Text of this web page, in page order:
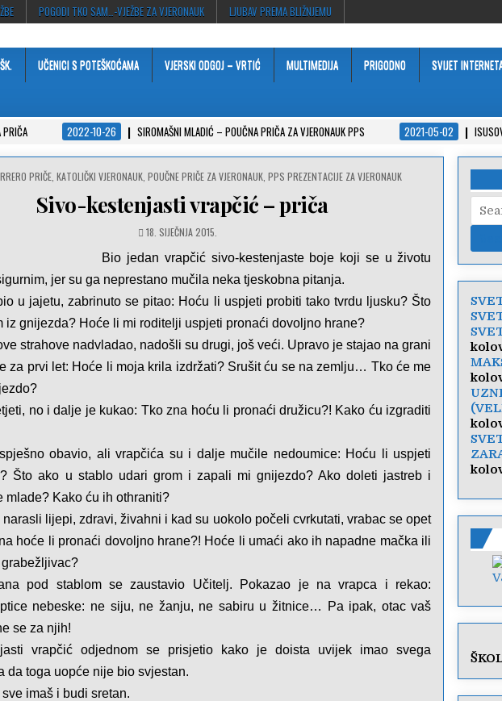
POGODI TKO SAM…-VJEŽBE ZA VJERONAUK LJUBAV PREMA BLIŽNJEMU
UČENICI S POTEŠKOĆAMA VJERSKI ODGOJ – VRTIĆ MULTIMEDIJA PRIGODNO SVIJET
2022-10-26 SIROMAŠNI MLADIĆ – POUČNA PRIČA ZA VJERONAUK PPS 2021-05-02
PRIČE ,KATOLIČKI VJERONAUK ,POUČNE PRIČE ZA VJERONAUK ,PPS PREZENTACIJE ZA VJERONAUK
Sivo-kestenjasti vrapčić – priča
18. SIJEČNJA 2015.
Bio jedan vrapčić sivo-kestenjaste boje koji se u životu
jer su ga neprestano mučila neka tjeskobna pitanja.
u jajetu, zabrinuto se pitao: Hoću li uspjeti probiti tako tvrdu ljusku? Što
iz gnijezda? Hoće li mi roditelji uspjeti pronaći dovoljno hrane?
strahove nadvladao, nadošli su drugi, još veći. Upravo je stajao na grani
za prvi let: Hoće li moja krila izdržati? Srušit ću se na zemlju… Tko će me
no i dalje je kukao: Tko zna hoću li pronaći družicu?! Kako ću izgraditi
obavio, ali vrapčića su i dalje mučile nedoumice: Hoću li uspjeti
Što ako u stablo udari grom i zapali mi gnijezdo? Ako doleti jastreb i
mlade? Kako ću ih othraniti?
narasli lijepi, zdravi, živahni i kad su uokolo počeli cvrkutati, vrabac se opet
hoće li pronaći dovoljno hrane?! Hoće li umaći ako ih napadne mačka ili
pod stablom se zaustavio Učitelj. Pokazao je na vrapca i rekao:
nebeske: ne siju, ne žanju, ne sabiru u žitnice… Pa ipak, otac vaš
se za njih!
vrapčić odjednom se prisjetio kako je doista uvijek imao svega
toga uopće nije bio svjestan.
imaš i budi sretan.
for: